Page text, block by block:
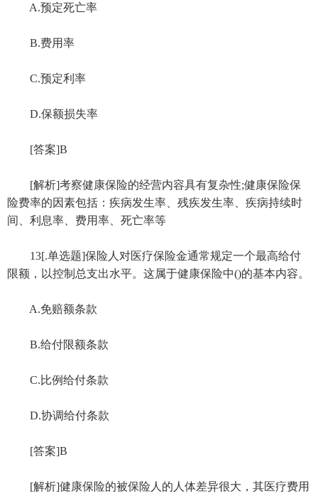
A.预定死亡率
B.费用率
C.预定利率
D.保额损失率
[答案]B
[解析]考察健康保险的经营内容具有复杂性;健康保险保
险费率的因素包括：疾病发生率、残疾发生率、疾病持续时
间、利息率、费用率、死亡率等
13[.单选题]保险人对医疗保险金通常规定一个最高给付
限额，以控制总支出水平。这属于健康保险中()的基本内容。
A.免赔额条款
B.给付限额条款
C.比例给付条款
D.协调给付条款
[答案]B
[解析]健康保险的被保险人的人体差异很大，其医疗费用